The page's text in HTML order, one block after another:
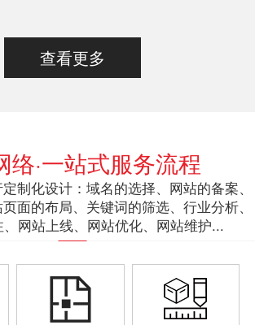
查看更多
络·一站式服务流程
制化设计：域名的选择、网站的备案、
面的布局、关键词的筛选、行业分析、
、网站上线、网站优化、网站维护...